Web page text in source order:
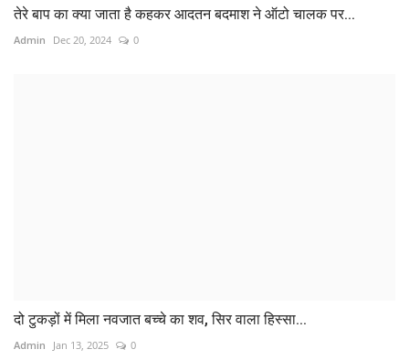
तेरे बाप का क्या जाता है कहकर आदतन बदमाश ने ऑटो चालक पर...
Admin Dec 20, 2024 0
दो टुकड़ों में मिला नवजात बच्चे का शव, सिर वाला हिस्सा...
Admin Jan 13, 2025 0